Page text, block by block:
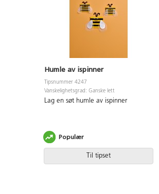
Humle av ispinner
Tipsnummer 4247
Vanskelighetsgrad: Ganske lett
Lag en søt humle av ispinner
Til tipset
Populær